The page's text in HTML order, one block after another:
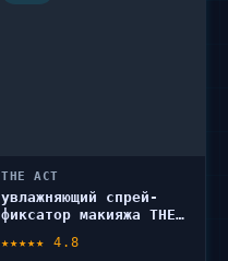
THE ACT
увлажняющий спрей-
фиксатор макияжа THE
floral hydrolates 100
★★★★★ 4.8